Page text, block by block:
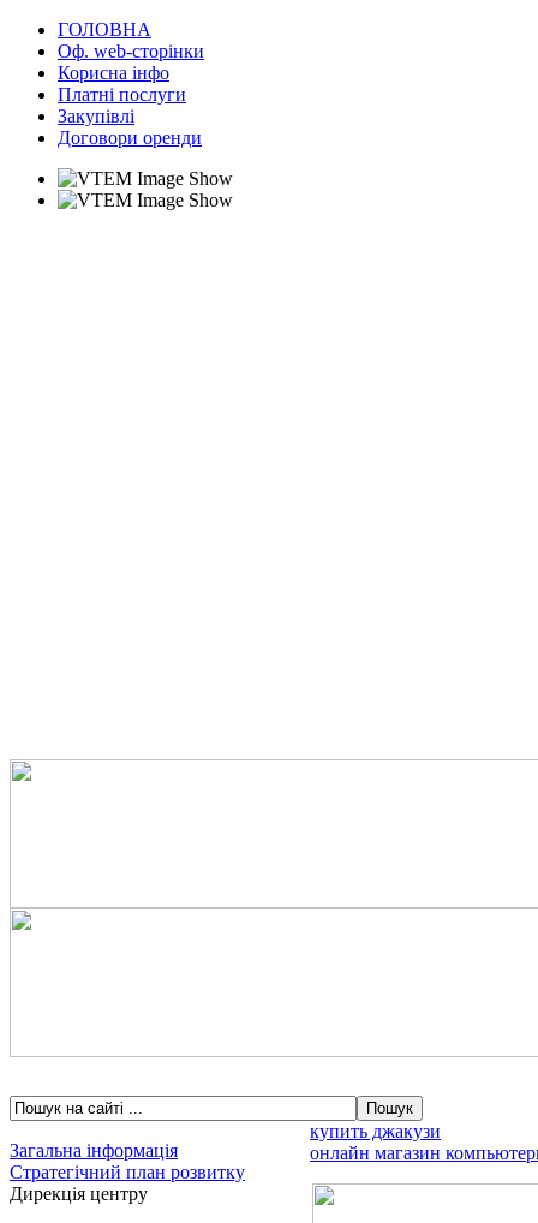
ГОЛОВНА
Оф. web-сторінки
Корисна інфо
Платні послуги
Закупівлі
Договори оренди
Загальна інформація
Стратегічний план розвитку
Дирекція центру
купить джакузи
онлайн магазин